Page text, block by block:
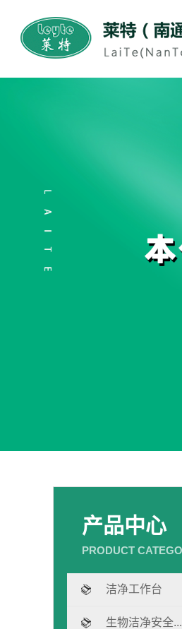
产品中心
洁净工作台
生物洁净安全...